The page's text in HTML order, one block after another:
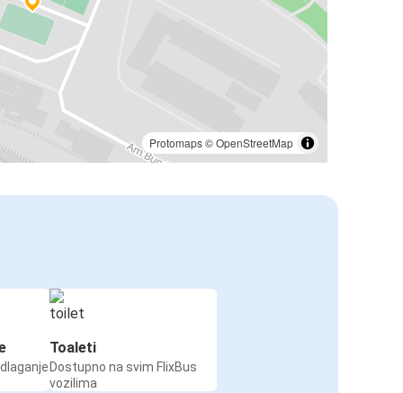
Protomaps©OpenStreetMap
Toaleti
Dostupno na svim FlixBus
vozilima